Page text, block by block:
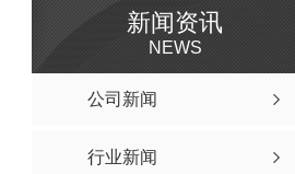
新闻资讯
NEWS
公司新闻
行业新闻